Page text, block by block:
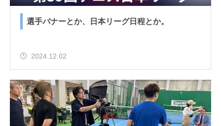
選手バナーとか、日本リーグ日程とか。
2024.12.02